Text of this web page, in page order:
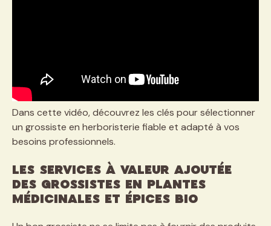
Dans cette vidéo, découvrez les clés pour sélectionner
un grossiste en herboristerie fiable et adapté à vos
besoins professionnels.
Les services à valeur ajoutée
des grossistes en plantes
médicinales et épices bio